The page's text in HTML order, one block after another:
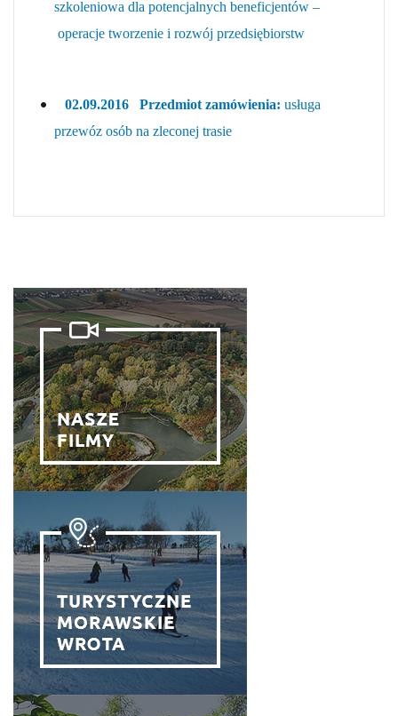
szkoleniowa dla potencjalnych beneficjentów –
operacje tworzenie i rozwój przedsiębiorstw
02.09.2016 Przedmiot zamówienia: usługa
przewóz osób na zleconej trasie